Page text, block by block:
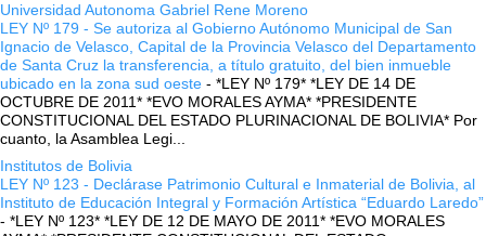
Universidad Autonoma Gabriel Rene Moreno
LEY Nº 179 - Se autoriza al Gobierno Autónomo Municipal de San
Ignacio de Velasco, Capital de la Provincia Velasco del Departamento
de Santa Cruz la transferencia, a título gratuito, del bien inmueble
ubicado en la zona sud oeste - *LEY Nº 179* *LEY DE 14 DE
OCTUBRE DE 2011* *EVO MORALES AYMA* *PRESIDENTE
CONSTITUCIONAL DEL ESTADO PLURINACIONAL DE BOLIVIA* Por
cuanto, la Asamblea Legi...
Institutos de Bolivia
LEY Nº 123 - Declárase Patrimonio Cultural e Inmaterial de Bolivia, al
Instituto de Educación Integral y Formación Artística “Eduardo Laredo”
- *LEY Nº 123* *LEY DE 12 DE MAYO DE 2011* *EVO MORALES